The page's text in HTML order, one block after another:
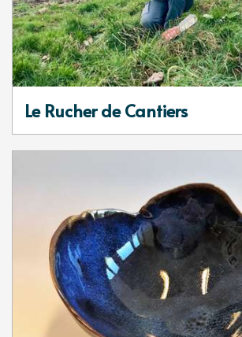
Le Rucher de Cantiers